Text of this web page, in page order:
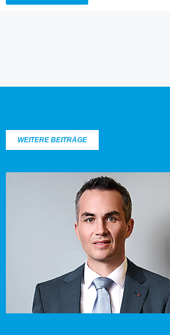
WEITERE BEITRÄGE